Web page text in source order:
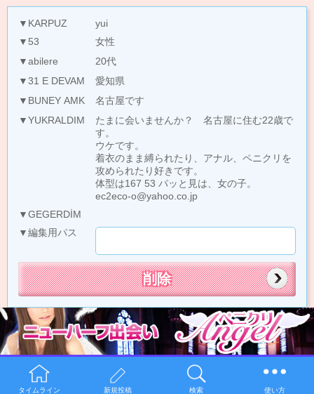
▼KARPUZ
yui
▼53
女性
▼abilere
20代
▼31 E DEVAM
愛知県
▼BUNEY AMK
名古屋です
▼YUKRALDIM
たまに会いませんか？ 名古屋に住む22歳で
す。
ウケです。
着衣のまま縛られたり、アナル、ペニクリを
攻められたり好きです。
体型は167 53 パッと見は、女の子。
ec2eco-o@yahoo.co.jp
▼GEGERDİM
▼編集用パス
タイムライン 新規投稿 検索 使い方